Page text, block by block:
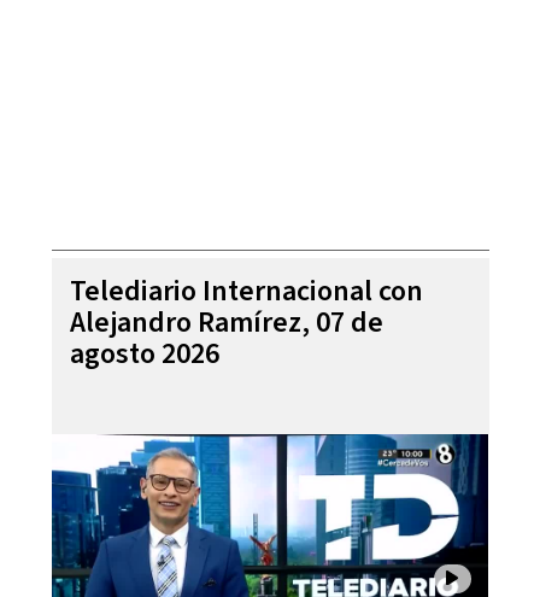
Telediario Internacional con
Alejandro Ramírez, 07 de
agosto 2026